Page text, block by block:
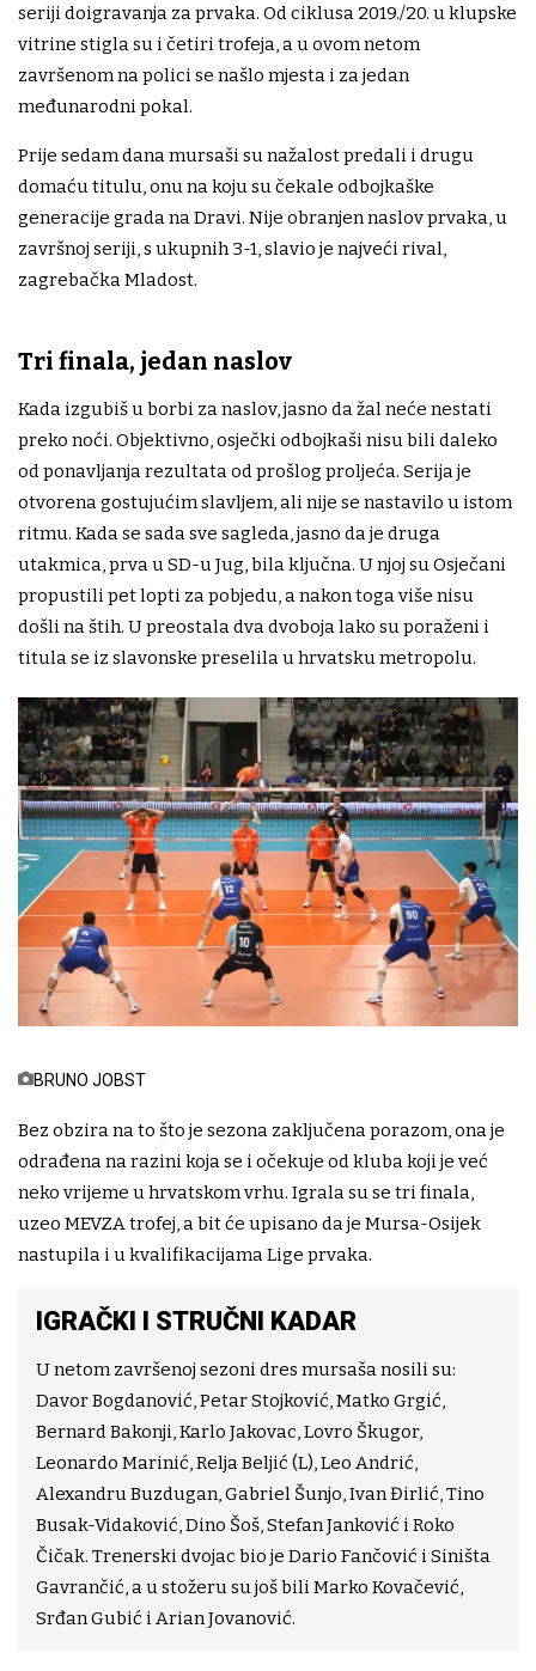
seriji doigravanja za prvaka. Od ciklusa 2019./20. u klupske
vitrine stigla su i četiri trofeja, a u ovom netom
završenom na polici se našlo mjesta i za jedan
međunarodni pokal.
Prije sedam dana mursaši su nažalost predali i drugu
domaću titulu, onu na koju su čekale odbojkaške
generacije grada na Dravi. Nije obranjen naslov prvaka, u
završnoj seriji, s ukupnih 3-1, slavio je najveći rival,
zagrebačka Mladost.
Tri finala, jedan naslov
Kada izgubiš u borbi za naslov, jasno da žal neće nestati
preko noći. Objektivno, osječki odbojkaši nisu bili daleko
od ponavljanja rezultata od prošlog proljeća. Serija je
otvorena gostujućim slavljem, ali nije se nastavilo u istom
ritmu. Kada se sada sve sagleda, jasno da je druga
utakmica, prva u SD-u Jug, bila ključna. U njoj su Osječani
propustili pet lopti za pobjedu, a nakon toga više nisu
došli na štih. U preostala dva dvoboja lako su poraženi i
titula se iz slavonske preselila u hrvatsku metropolu.
BRUNO JOBST
Bez obzira na to što je sezona zaključena porazom, ona je
odrađena na razini koja se i očekuje od kluba koji je već
neko vrijeme u hrvatskom vrhu. Igrala su se tri finala,
uzeo MEVZA trofej, a bit će upisano da je Mursa-Osijek
nastupila i u kvalifikacijama Lige prvaka.
IGRAČKI I STRUČNI KADAR
U netom završenoj sezoni dres mursaša nosili su:
Davor Bogdanović, Petar Stojković, Matko Grgić,
Bernard Bakonji, Karlo Jakovac, Lovro Škugor,
Leonardo Marinić, Relja Beljić (L), Leo Andrić,
Alexandru Buzdugan, Gabriel Šunjo, Ivan Đirlić, Tino
Busak-Vidaković, Dino Šoš, Stefan Janković i Roko
Čičak. Trenerski dvojac bio je Dario Fančović i Siništa
Gavrančić, a u stožeru su još bili Marko Kovačević,
Srđan Gubić i Arian Jovanović.